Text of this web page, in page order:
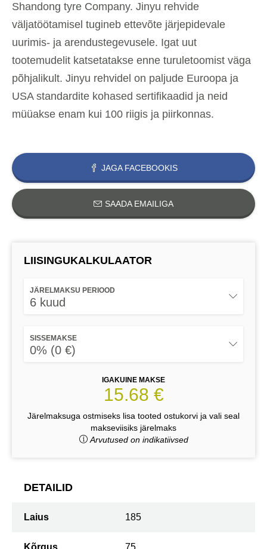
Shandong tyre Company. Jinyu rehvide
väljatöötamisel tugineb ettevõte järjepidevale
uurimis- ja arendustegevusele. Igat uut
tootemudelit katsetatakse enne turuletoomist väga
põhjalikult. Jinyu rehvidel on paljude Euroopa ja
USA standardite kohased sertifikaadid ja neid
müüakse enam kui 100 riigis ja piirkonnas.
JAGA FACEBOOKIS
SAADA EMAILIGA
LIISINGUKALKULAATOR
JÄRELMAKSU PERIOOD
6 kuud
SISSEMAKSE
0% (0 €)
IGAKUINE MAKSE
15.68 €
Järelmaksuga ostmiseks lisa tooted ostukorvi ja vali seal
makseviisiks järelmaks
Arvutused on indikatiivsed
DETAILID
Laius 185
Kõrgus 75